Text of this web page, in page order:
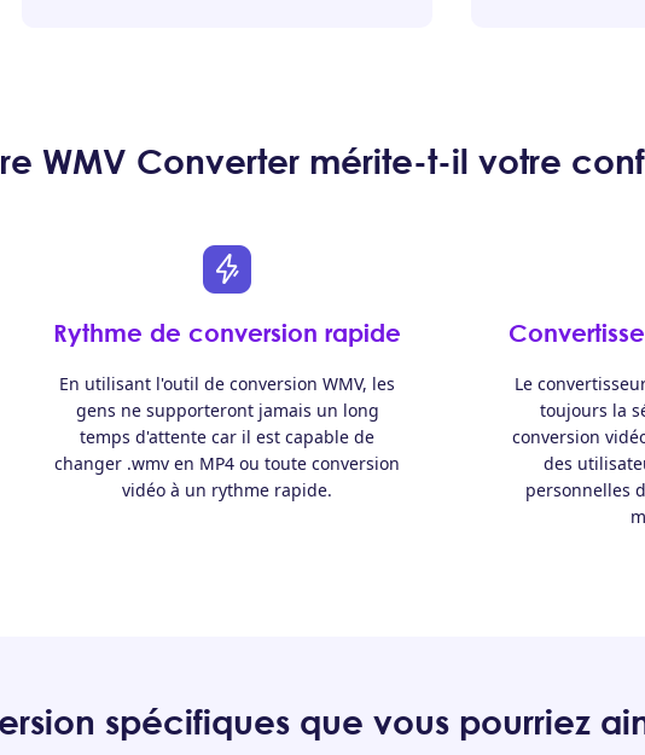
WMV Converter mérite-t-il votre
Rythme de conversion rapide
En utilisant l'outil de conversion WMV, les
gens ne supporteront jamais un long
temps d'attente car il est capable de
changer .wmv en MP4 ou toute conversion
vidéo à un rythme rapide.
Le
toujours la
conversion
des
personnelles
spécifiques que vous pourriez